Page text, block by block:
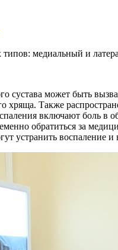
медиальный и
сустава может быть
хряща. Также
включают боль в
обратиться за
устранить воспаление